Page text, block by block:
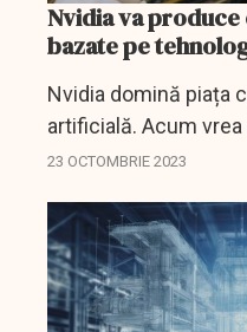
Nvidia va
bazate pe
Nvidia domină piața
artificială. Acum vrea
care nu s-a atins
23 OCTOMBRIE 2023